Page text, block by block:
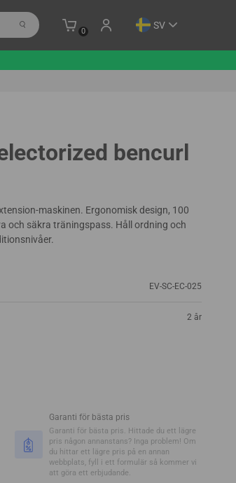
0
SV
bencurl
maskinen. Ergonomisk design, 100
och säkra träningspass. Håll ordning och
EV-SC-EC-025
2 år
Garanti för bästa pris
Garanti för bästa pris. Hittade du ett lägre
pris någon annanstans? Inga problem! Om
du hittar ett lägre pris på en annan
webbplats, fyll i ett formulär så kommer vi
att göra ett erbjudande.